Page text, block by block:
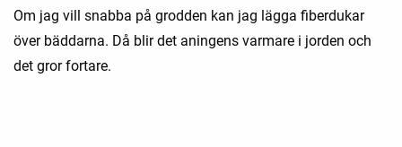
Om jag vill snabba på grodden kan jag lägga fiberdukar
över bäddarna. Då blir det aningens varmare i jorden och
det gror fortare.